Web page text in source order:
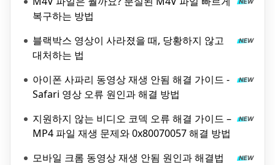
복구하는 방법
블랙박스 영상이 사라졌을 때, 당황하지 않고
대처하는 법
아이폰 사파리 동영상 재생 안됨 해결 가이드 -
Safari 영상 오류 원인과 해결 방법
지원하지 않는 비디오 코덱 오류 해결 가이드 –
MP4 파일 재생 문제와 0x80070057 해결 방법
모바일 크롬 동영상 재생 안됨 원인과 해결법